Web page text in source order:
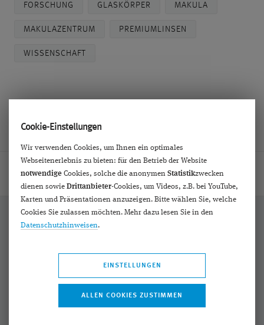
FORSCHUNG GLASKÖRPER MAKULA
MAKULAZENTRUM PREMIUMLINSEN
WISSENSCHAFT
Home Hilfe Videos DGII 21 Eignung einer High-Add-IOL bei
Cookie-Einstellungen
Wir verwenden Cookies, um Ihnen ein optimales
Webseitenerlebnis zu bieten: für den Betrieb der Website
notwendige Cookies, solche die anonymen Statistikzwecken
dienen sowie Drittanbieter-Cookies, um Videos, z.B. bei YouTube,
Karten und Präsentationen anzuzeigen. Bitte wählen Sie, welche
Cookies Sie zulassen möchten. Mehr dazu lesen Sie in den
Datenschutzhinweisen.
EINSTELLUNGEN